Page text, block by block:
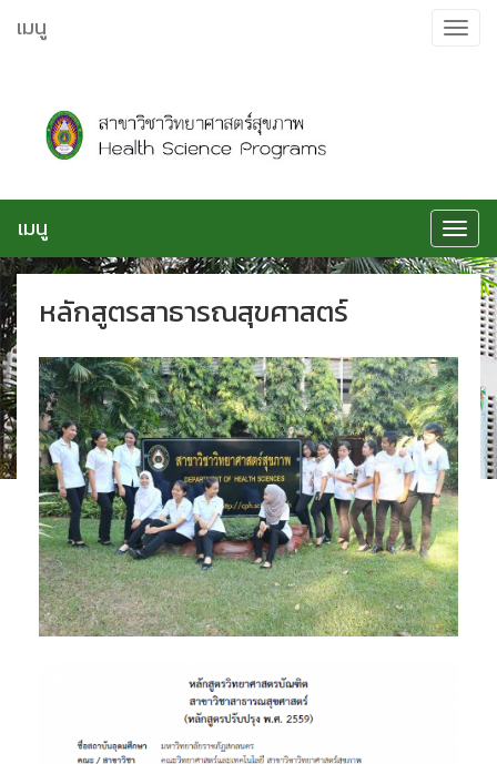
ไป
Toggle
เมนู
Toggle
เมนู
หลักสูตรสาธารณสุขศาสตร์